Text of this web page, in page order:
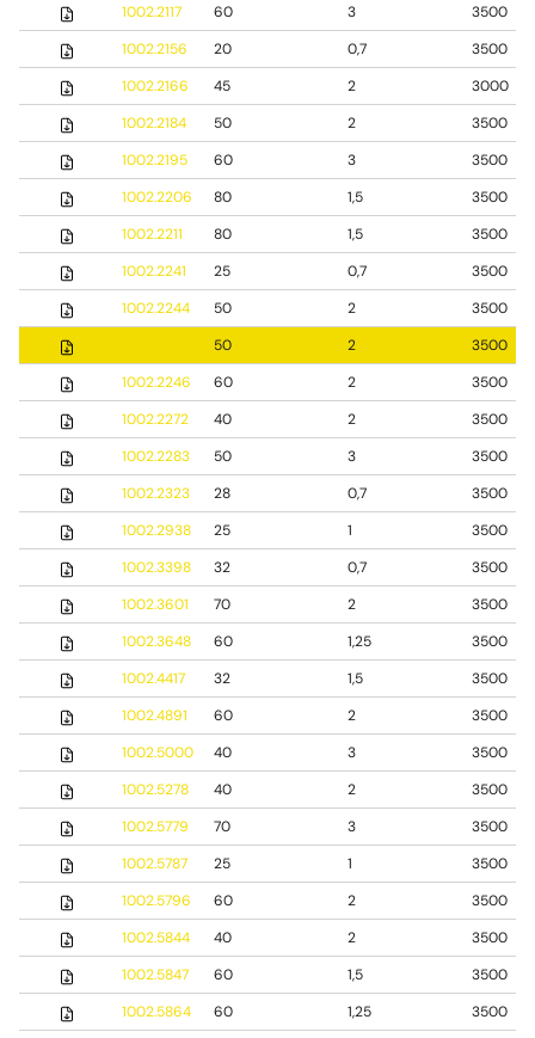
1002.2117 60 3
3500
1002.2156
20 0,7
3500
1002.2166
45 2
3000
1002.2184
50 2
3500
1002.2195
60 3
3500
1002.2206
80 1,5
3500
1002.2211
80 1,5
3500
1002.2241
25 0,7
3500
1002.2244
50 2
3500
50 2
3500
1002.2246
60 2
3500
1002.2272
40 2
3500
1002.2283
50 3
3500
1002.2323
28 0,7
3500
1002.2938
25 1
3500
1002.3398
32 0,7
3500
1002.3601
70 2
3500
1002.3648
60 1,25
3500
1002.4417
32 1,5
3500
1002.4891
60 2
3500
1002.5000
40 3
3500
1002.5278
40 2
3500
1002.5779
70 3
3500
1002.5787
25 1
3500
1002.5796
60 2
3500
1002.5844
40 2
3500
1002.5847
60 1,5
3500
1002.5864
60 1,25
3500